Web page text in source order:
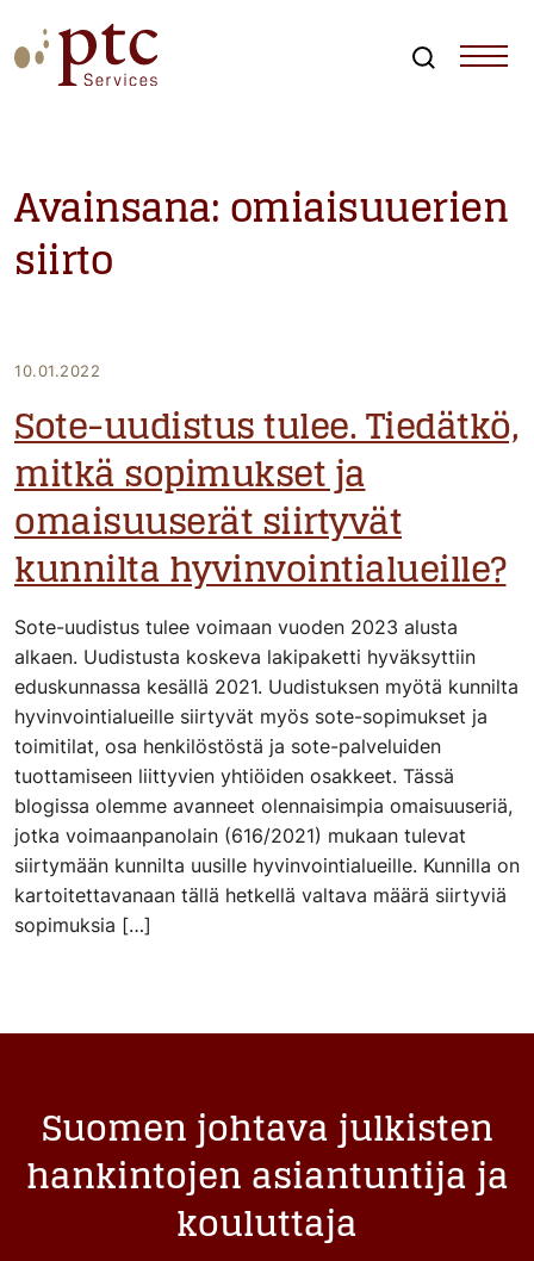
to
content
Avainsana:omiaisuuerien
siirto
10.01.2022
Sote-uudistus tulee. Tiedätkö,
mitkä sopimukset ja
omaisuuserät siirtyvät
kunnilta hyvinvointialueille?
Sote-uudistus tulee voimaan vuoden 2023 alusta
alkaen. Uudistusta koskeva lakipaketti hyväksyttiin
eduskunnassa kesällä 2021. Uudistuksen myötä kunnilta
hyvinvointialueille siirtyvät myös sote-sopimukset ja
toimitilat, osa henkilöstöstä ja sote-palveluiden
tuottamiseen liittyvien yhtiöiden osakkeet. Tässä
blogissa olemme avanneet olennaisimpia omaisuuseriä,
jotka voimaanpanolain (616/2021) mukaan tulevat
siirtymään kunnilta uusille hyvinvointialueille. Kunnilla on
kartoitettavanaan tällä hetkellä valtava määrä siirtyviä
sopimuksia […]
Suomen johtava julkisten
hankintojen asiantuntija ja
kouluttaja